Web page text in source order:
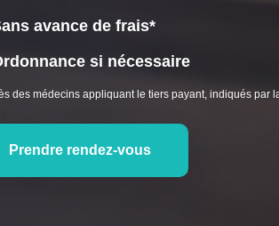
avance de frais*
si nécessaire
des médecins appliquant le tiers payant, indiqués par
Prendre rendez-vous